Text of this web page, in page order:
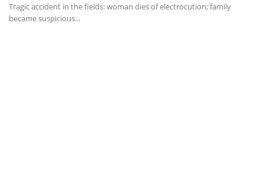
Tragic accident in the fields: woman dies of electrocution; family
became suspicious...